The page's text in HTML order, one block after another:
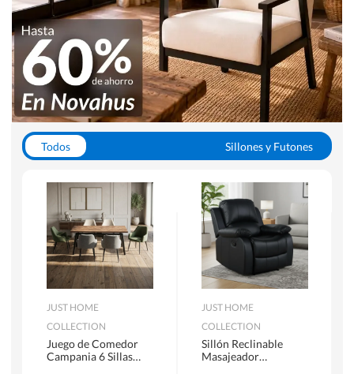
Todos
Sillones y Futones
Escritorios y Sillas PC
Racks y Muebles TV
Alfombras
JUST HOME
COLLECTION
Juego de Comedor
Campania 6 Sillas
JUST HOME
COLLECTION
Sillón Reclinable
Masajeador